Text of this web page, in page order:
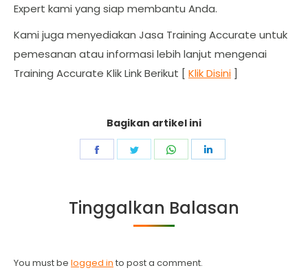
Expert kami yang siap membantu Anda.
Kami juga menyediakan Jasa Training Accurate untuk
pemesanan atau informasi lebih lanjut mengenai
Training Accurate Klik Link Berikut [ Klik Disini ]
Bagikan artikel ini
Share
Share
Share
Tinggalkan Balasan
You must be logged in to post a comment.